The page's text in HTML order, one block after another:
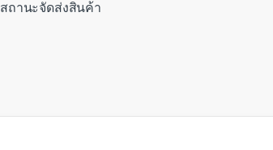
สถานะจัดส่งสินค้า